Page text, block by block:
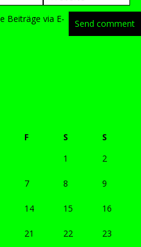
Beiträge via E-
F S
S
1
2
7 8 9
14 15 16
21 22 23